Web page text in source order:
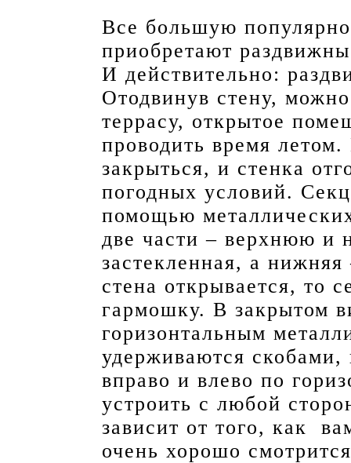
Все большую
приобретают
И действительно:
Отодвинув стену,
террасу, открытое
проводить время
закрыться, и стенка
погодных условий.
помощью
две части – верхнюю
застекленная, а
стена открывается, то
гармошку. В закрытом
горизонтальным
удерживаются скобами,
вправо и влево по
устроить с любой
зависит от того, как
очень хорошо